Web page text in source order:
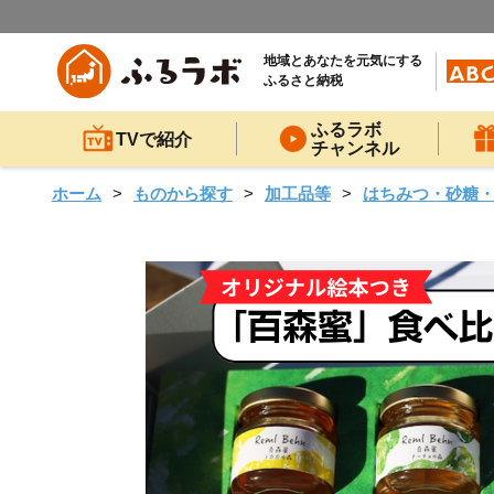
地域とあなたを元気にする
ふるさと納税
TVで紹介
ふるラボ
チャンネル
ホーム ものから探す 加工品等 はちみつ・砂糖